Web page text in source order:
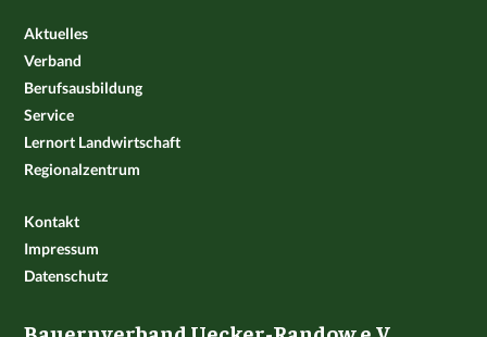
Aktuelles
Verband
Berufsausbildung
Service
Lernort Landwirtschaft
Regionalzentrum
Kontakt
Impressum
Datenschutz